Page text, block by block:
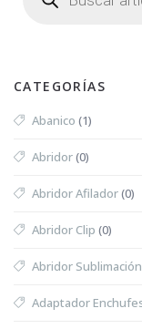
CATEGORÍAS
Abanico (1)
Abridor(0)
Abridor Afilador(0)
Abridor Clip (0)
Abridor Sublimación
Adaptador